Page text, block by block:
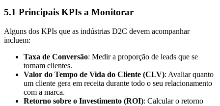
5.1 Principais KPIs a Monitorar
Alguns dos KPIs que as indústrias D2C devem acompanhar
incluem:
Taxa de Conversão: Medir a proporção de leads que se
tornam clientes.
Valor do Tempo de Vida do Cliente (CLV): Avaliar quanto
um cliente gera em receita durante todo o seu relacionamento
com a marca.
Retorno sobre o Investimento (ROI): Calcular o retorno